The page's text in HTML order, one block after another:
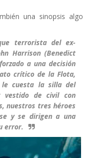
una sinopsis algo
terrorista del ex-
Harrison (Benedict
a una decisión
crítico de la Flota,
cuesta la silla del
vestido de civil con
nuestros tres héroes
y se dirigen a una
error.